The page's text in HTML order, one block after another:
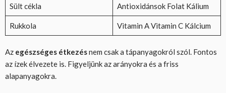
Sült cékla Antioxidánsok Folat Kálium
Rukkola Vitamin A Vitamin C Kálcium
Az egészséges étkezésnem csak a tápanyagokról szól. Fontos
az ízek élvezete is. Figyeljünk az arányokra és a friss
alapanyagokra.